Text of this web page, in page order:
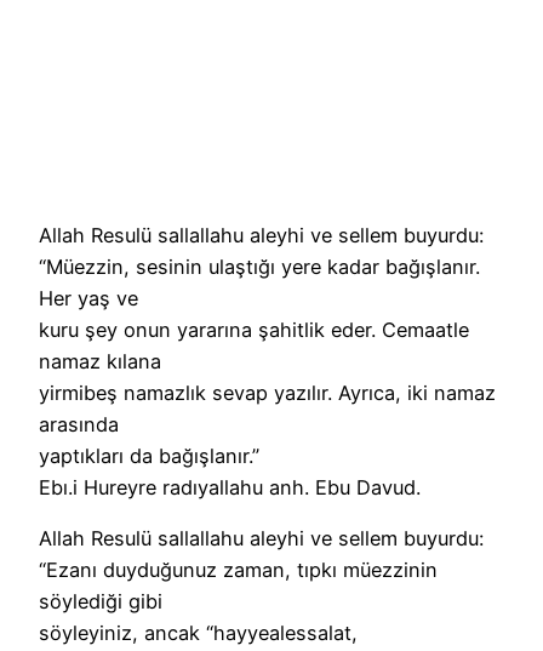
Allah Resulü sallallahu aleyhi ve sellem buyurdu:
“Müezzin, sesinin ulaştığı yere kadar bağışlanır.
Her yaş ve
kuru şey onun yararına şahitlik eder. Cemaatle
namaz kılana
yirmibeş namazlık sevap yazılır. Ayrıca, iki namaz
arasında
yaptıkları da bağışlanır.”
Ebı.i Hureyre radıyallahu anh. Ebu Davud.
Allah Resulü sallallahu aleyhi ve sellem buyurdu:
“Ezanı duyduğunuz zaman, tıpkı müezzinin
söylediği gibi
söyleyiniz, ancak “hayyealessalat,